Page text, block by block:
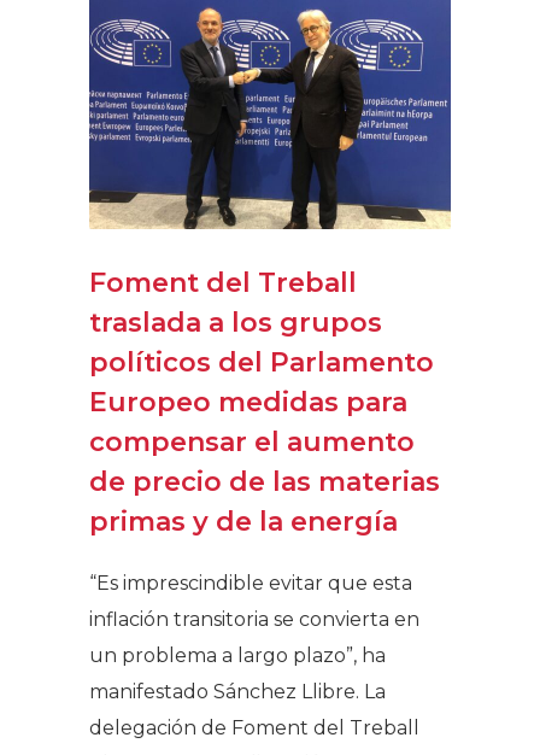
Foment del Treball
traslada a los grupos
políticos del Parlamento
Europeo medidas para
compensar el aumento
de precio de las materias
primas y de la energía
“Es imprescindible evitar que esta
inflación transitoria se convierta en
un problema a largo plazo”, ha
manifestado Sánchez Llibre. La
delegación de Foment del Treball